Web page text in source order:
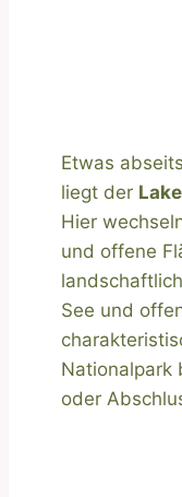
Etwas
liegt der
Hier
und offene
See und
Nationalpark
oder